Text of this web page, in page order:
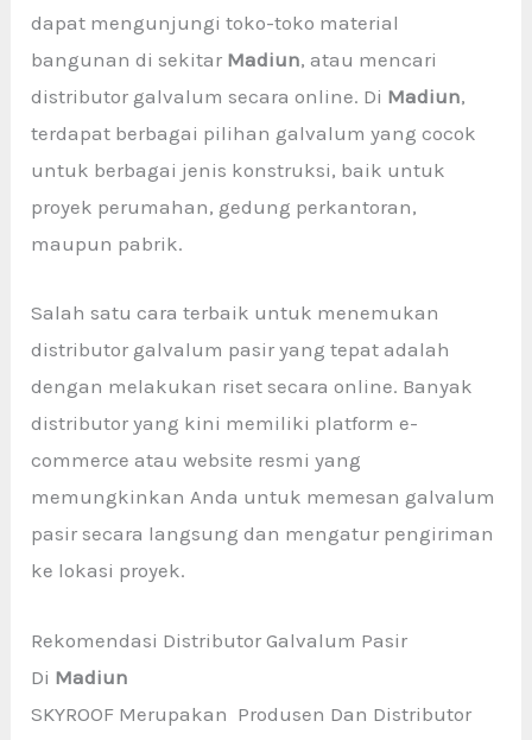
dapat mengunjungi toko-toko material
bangunan di sekitar Madiun, atau mencari
distributor galvalum secara online. Di Madiun,
terdapat berbagai pilihan galvalum yang cocok
untuk berbagai jenis konstruksi, baik untuk
proyek perumahan, gedung perkantoran,
maupun pabrik.
Salah satu cara terbaik untuk menemukan
distributor galvalum pasir yang tepat adalah
dengan melakukan riset secara online. Banyak
distributor yang kini memiliki platform e-
commerce atau website resmi yang
memungkinkan Anda untuk memesan galvalum
pasir secara langsung dan mengatur pengiriman
ke lokasi proyek.
Rekomendasi Distributor Galvalum Pasir
Di Madiun
SKYROOF Merupakan Produsen Dan Distributor